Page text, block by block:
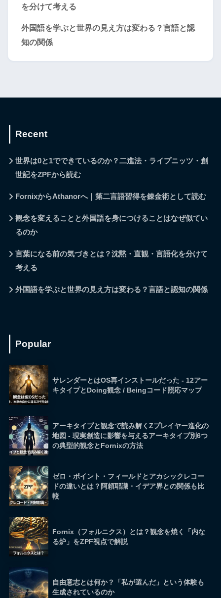
を分けて考える
外国語を学ぶと世界の見え方は変わる？言語と認
知の関係
Recent
世界は0と1でできているのか？二進法・ライプニッツ・創
世記をZPFから読む
FornixからAthanorへ｜第二言語習得を錬金術として読む
観念を変えることと外国語を身につけることはなぜ似てい
るのか
言葉になる前の気づきとは？沈黙・直観・言語化を分けて
考える
外国語を学ぶと世界の見え方は変わる？言語と認知の関係
Popular
サレンダーとはOS再インストールだった - 12アー
キタイプとDoing観念 / Beingコード照応マップ
アーキタイプと観念で読み解くZプレイヤー進化の
地図 - 現実創造に影響を与えるアーキタイプ別6つ
の典型的観念とFornixの方法
ゼロ・ポイント・フィールドとアカシックレコー
ドの違いとは？阿頼耶識・イデア界との関係も比
較
Fornix（フォルニクス）とは？観念を焼く「内な
る炉」をZPF視点で解説
自由意志とは何か？「私が選んだ」という体験も
生成されているのか